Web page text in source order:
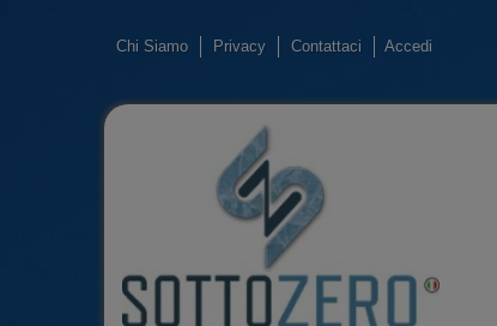
Chi Siamo Privacy Contattaci Accedi